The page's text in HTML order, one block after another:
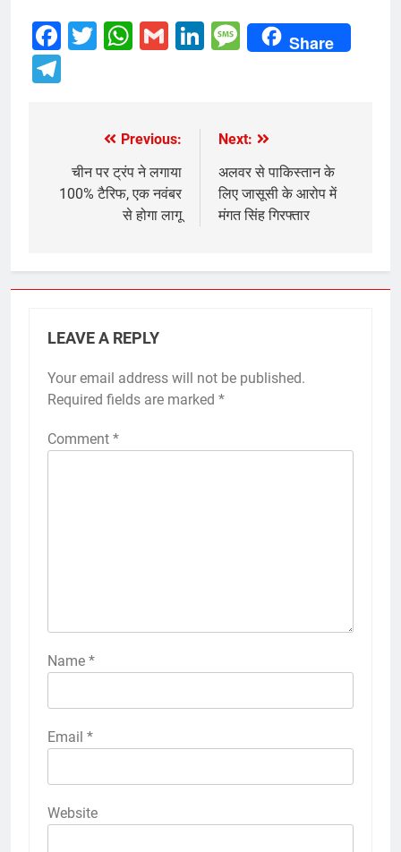
Facebook
Twitter
WhatsApp
GmailLinkedIn
Message
Share
navigation
Previous:
चीन पर ट्रंप ने लगाया
100% टैरिफ, एक नवंबर
से होगा लागू
Next:
अलवर से पाकिस्तान के
लिए जासूसी के आरोप में
मंगत सिंह गिरफ्तार
LEAVE A REPLY
Your email address will not be published.
Required fields are marked *
Comment *
Name *
Email *
Website